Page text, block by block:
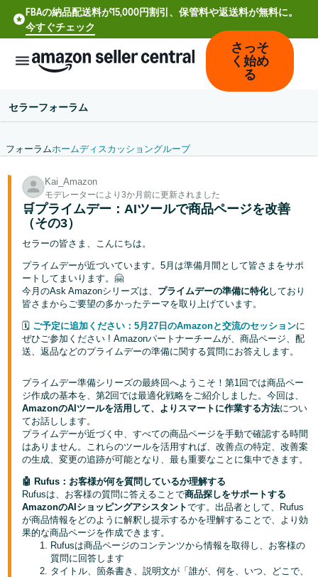
FBAの納品配送料が15,000円割引、保管料や返送料が無料に。
今すぐチェック
日
本
語
文
-
CN
Deutsch
- DE
Español
- ES
Français
Italiano
- IT
한
국
어
-
KR
日
本
ロ
グ
イ
さっそ
く始め
る
セラーフォーラム
フォーラムホームディスカッショングループ
Kai_Amazon
モデレーターにより3か月前に更新されました
🛒プライムデー：AIツールで商品ページを改善
（その3）
セラーの皆さま、こんにちは。
プライムデーが近づいています。5月は準備月間として皆さまをサポ
ートしてまいります。🤗
今月のAsk Amazonシリーズは、 プライムデーの準備に特化しており
皆さまからご要望の多かったテーマを取り上げています。
🗓️ ご予定に追加ください：5月27日のAmazonと交流のセッションに
ぜひご参加ください ! Amazonパートナーチームが、商品ページ、配
送、返品などのプライムデーの準備に関する質問にお答えします。
プライムデー準備シリーズの最終回へようこそ！第1回では商品ペー
ジ作成の基本を、第2回では最適化戦略をご紹介しました。今回は、
AmazonのAIツールを活用して、よりスマートに作業する方法につい
てお話しします。
プライムデーが近づく中、すべての商品ページを手動で確認する時間
はありません。これらのツールを活用すれば、改善点の特定、改善案
の生成、変更の追跡が可能となり、最も重要なことに集中できます。
🤖 Rufus：お客様が何を質問しているか理解する
Rufusは、お客様の質問に答えることで商品探しをサポートする
AmazonのAIショッピングアシスタントです。出品者として、Rufus
が商品情報をどのように解釈し提示するかを理解することで、より効
果的な商品ページを作成できます。
Rufusは商品ページのコンテンツから情報を取得し、お客様の
質問に回答します
タイトル、箇条書き、説明文が「誰が、何を、いつ、どこで、